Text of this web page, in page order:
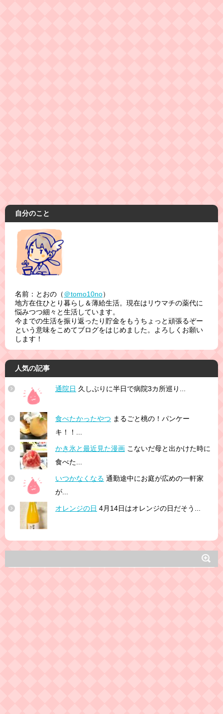
自分のこと
名前：とおの（＠tomo10no）
地方在住ひとり暮らし＆薄給生活。現在はリウマチの薬代に
悩みつつ細々と生活しています。
今までの生活を振り返ったり貯金をもうちょっと頑張るぞー
という意味をこめてブログをはじめました。よろしくお願い
します！
人気の記事
通院日 久しぶりに半日で病院3カ所巡り...
食べたかったやつ まるごと桃の！パンケー
キ！！...
かき氷と最近見た漫画 こないだ母と出かけた時に
食べた...
いつかなくなる 通勤途中にお庭が広めの一軒家
が...
オレンジの日 4月14日はオレンジの日だそう...